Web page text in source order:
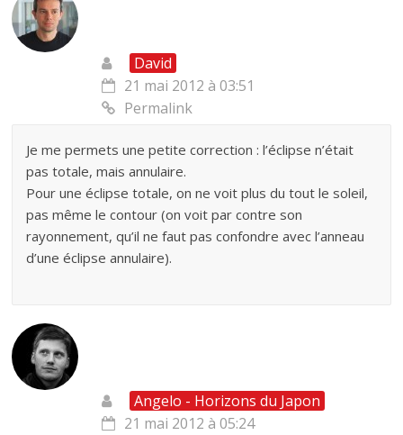
David
21 mai 2012 à 03:51
Permalink
Je me permets une petite correction : l’éclipse n’était
pas totale, mais annulaire.
Pour une éclipse totale, on ne voit plus du tout le soleil,
pas même le contour (on voit par contre son
rayonnement, qu’il ne faut pas confondre avec l’anneau
d’une éclipse annulaire).
Angelo - Horizons du Japon
21 mai 2012 à 05:24